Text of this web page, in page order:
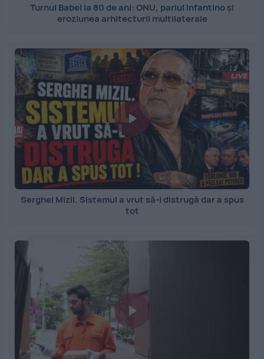
Turnul Babel la 80 de ani: ONU, pariul Infantino și
eroziunea arhitecturii multilaterale
Serghei Mizil. Sistemul a vrut să-l distrugă dar a spus
tot